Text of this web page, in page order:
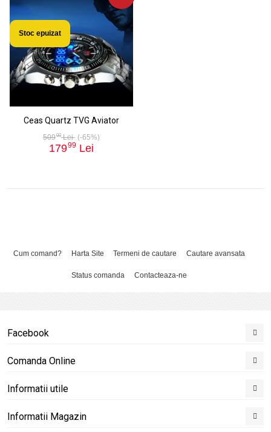
Stoc epuizat
Ceas Quartz TVG Aviator
50900Lei (-65%)
17999 Lei
Cum comand? Harta Site Termeni de cautare Cautare avansata
Status comanda Contacteaza-ne
Facebook
Comanda Online
Informatii utile
Informatii Magazin